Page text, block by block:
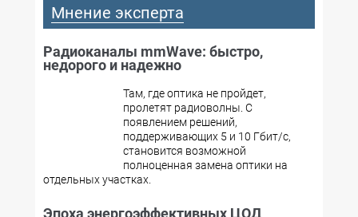
Мнение эксперта
Радиоканалы mmWave: быстро,
недорого и надежно
Там, где оптика не пройдет,
пролетят радиоволны. С
появлением решений,
поддерживающих 5 и 10 Гбит/с,
становится возможной
полноценная замена оптики на
отдельных участках.
Эпоха энергоэффективных ЦОД